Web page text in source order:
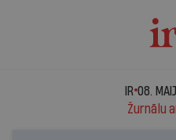
IR - 08. IR 08.
Žurnālu